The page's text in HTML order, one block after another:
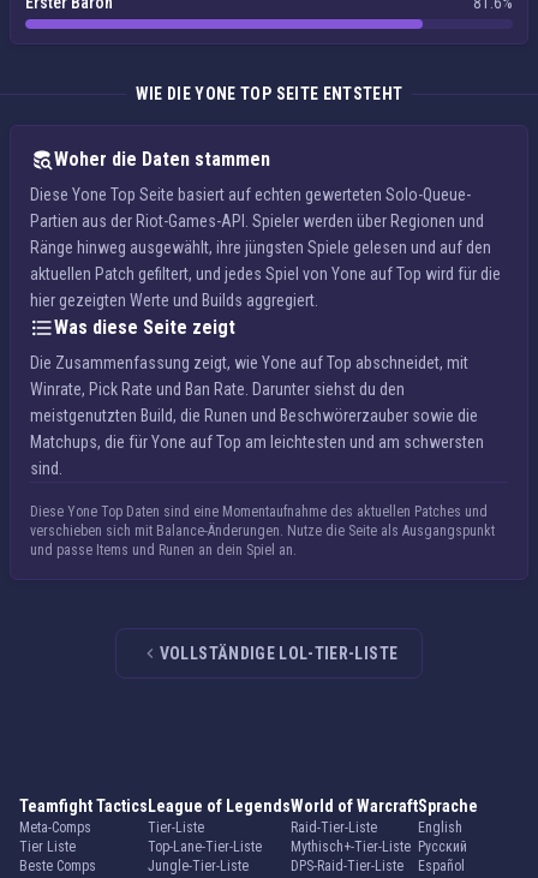
WIE DIE YONE TOP SEITE ENTSTEHT
Woher die Daten stammen
Diese Yone Top Seite basiert auf echten gewerteten Solo-Queue-
Partien aus der Riot-Games-API. Spieler werden über Regionen und
Ränge hinweg ausgewählt, ihre jüngsten Spiele gelesen und auf den
aktuellen Patch gefiltert, und jedes Spiel von Yone auf Top wird für die
hier gezeigten Werte und Builds aggregiert.
Was diese Seite zeigt
Die Zusammenfassung zeigt, wie Yone auf Top abschneidet, mit
Winrate, Pick Rate und Ban Rate. Darunter siehst du den
meistgenutzten Build, die Runen und Beschwörerzauber sowie die
Matchups, die für Yone auf Top am leichtesten und am schwersten
sind.
Diese Yone Top Daten sind eine Momentaufnahme des aktuellen Patches und
verschieben sich mit Balance-Änderungen. Nutze die Seite als Ausgangspunkt
und passe Items und Runen an dein Spiel an.
VOLLSTÄNDIGE LOL-TIER-LISTE
Teamfight Tactics
Meta-Comps
Tier Liste
Beste Comps
League of Legends
Tier-Liste
Top-Lane-Tier-Liste
Jungle-Tier-Liste
World of Warcraft
Raid-Tier-Liste
Mythisch+-Tier-Liste
DPS-Raid-Tier-Liste
Sprache
English
Русский
Español